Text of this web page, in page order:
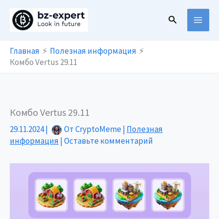
Поиск
Главная
Полезная информация
Комбо Vertus 29.11
Комбо Vertus 29.11
29.11.2024| ОтCryptoMeme| Полезная
информация |Оставьте комментарий